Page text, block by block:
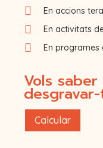
 En accions
 En activitats
 En programes
Vols
Calcular